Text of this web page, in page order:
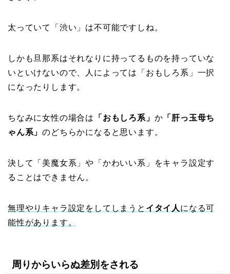
太っていて「渋い」は不可能ですしね。
しかも旦那系はそれなりに持ってるものを持っていな
いといけないので、人によっては「おもしろ系」一択
になったりします。
ちなみに女性の場合は 「おもしろ系」 か 「肝っ玉母ち
ゃん系」のどちらかになると思います。
決して「美魔女系」や「かわいい系」をキャラ設定す
ることはできません。
無理やりキャラ設定をしてしまうと イタイ人 になる可
能性があります。
周りからいらぬ差別をされる